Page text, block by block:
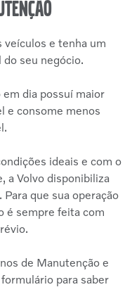
veículos e tenha um
seu negócio.
dia possuí maior
e consome menos
ideais e com o
a Volvo disponibiliza
que sua operação
é sempre feita com
de Manutenção e
para saber